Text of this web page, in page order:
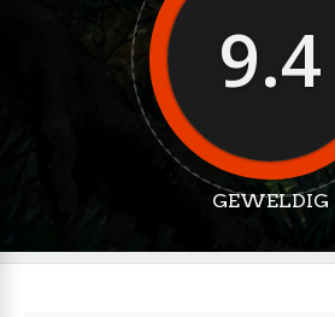
9.4
GEWELDIG